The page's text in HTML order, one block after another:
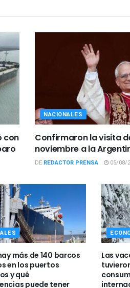
con
NACIONALES
Confirmaron la visita
noviembre a la
DE REDACTOR PRENSA 05/08/
más de 140 barcos
en los puertos
y qué
puede tener
Las